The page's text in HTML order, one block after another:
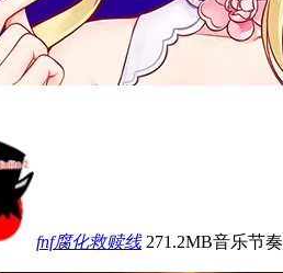
fnf腐化救赎线 271.2MB音乐节奏